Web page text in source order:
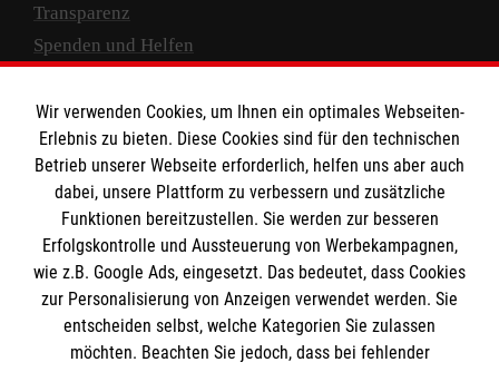
Transparenz
Spenden und Helfen
Empfänger: Malteser Hilfsdienst e.V.
IBAN: DE10 3706 0120 1201 2000 12
BIC: GENODED 1PA7
Wir verwenden Cookies, um Ihnen ein optimales Webseiten-
Erlebnis zu bieten. Diese Cookies sind für den technischen
Betrieb unserer Webseite erforderlich, helfen uns aber auch
dabei, unsere Plattform zu verbessern und zusätzliche
Funktionen bereitzustellen. Sie werden zur besseren
Erfolgskontrolle und Aussteuerung von Werbekampagnen,
wie z.B. Google Ads, eingesetzt. Das bedeutet, dass Cookies
zur Personalisierung von Anzeigen verwendet werden. Sie
entscheiden selbst, welche Kategorien Sie zulassen
möchten. Beachten Sie jedoch, dass bei fehlender